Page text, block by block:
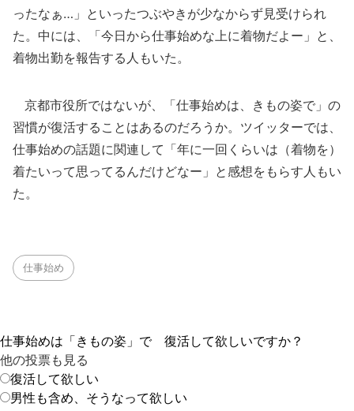
ったなぁ…」といったつぶやきが少なからず見受けられ
た。中には、「今日から仕事始めな上に着物だよー」と、
着物出勤を報告する人もいた。
京都市役所ではないが、「仕事始めは、きもの姿で」の
習慣が復活することはあるのだろうか。ツイッターでは、
仕事始めの話題に関連して「年に一回くらいは（着物を）
着たいって思ってるんだけどなー」と感想をもらす人もい
た。
仕事始め
仕事始めは「きもの姿」で 復活して欲しいですか？
他の投票も見る
復活して欲しい
男性も含め、そうなって欲しい